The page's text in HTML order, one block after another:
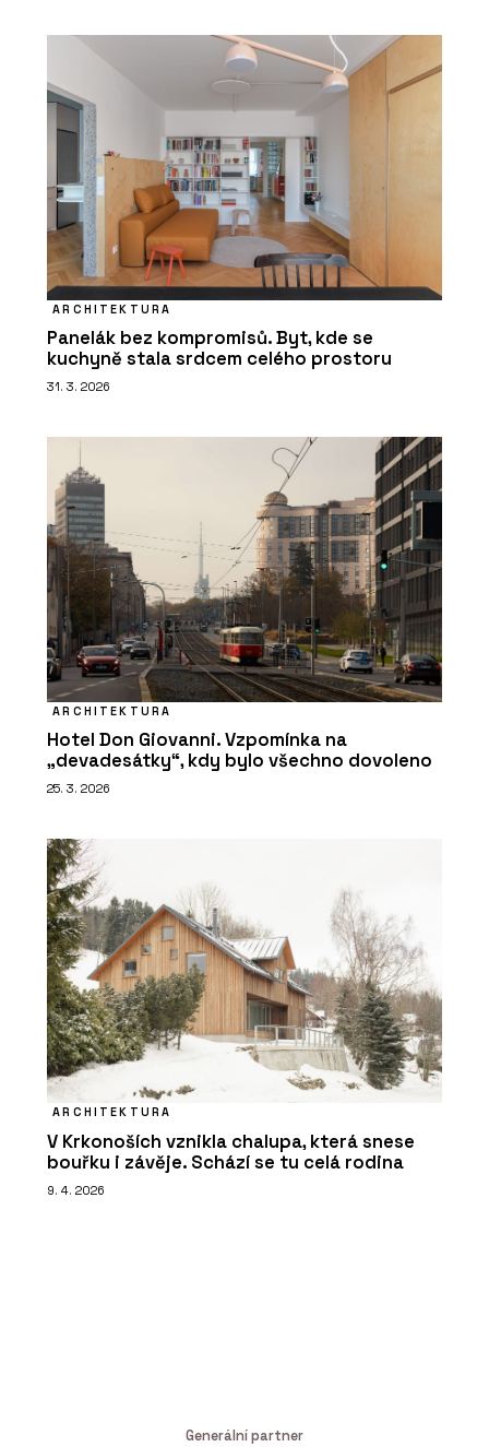
ARCHITEKTURA
Panelák bez kompromisů. Byt, kde se
kuchyně stala srdcem celého prostoru
31. 3. 2026
ARCHITEKTURA
Hotel Don Giovanni. Vzpomínka na
„devadesátky“, kdy bylo všechno dovoleno
25. 3. 2026
ARCHITEKTURA
V Krkonoších vznikla chalupa, která snese
bouřku i závěje. Schází se tu celá rodina
9. 4. 2026
Generální partner